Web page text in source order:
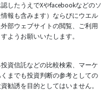
したうえでXやfacebookなどのソ
報も含みます）ならびにウエル
部ウェブサイトの閲覧、ご利用
ようお願いいたします。
資信託などの比較検索、マーケ
までも投資判断の参考としての
勧誘を目的としてはいません。